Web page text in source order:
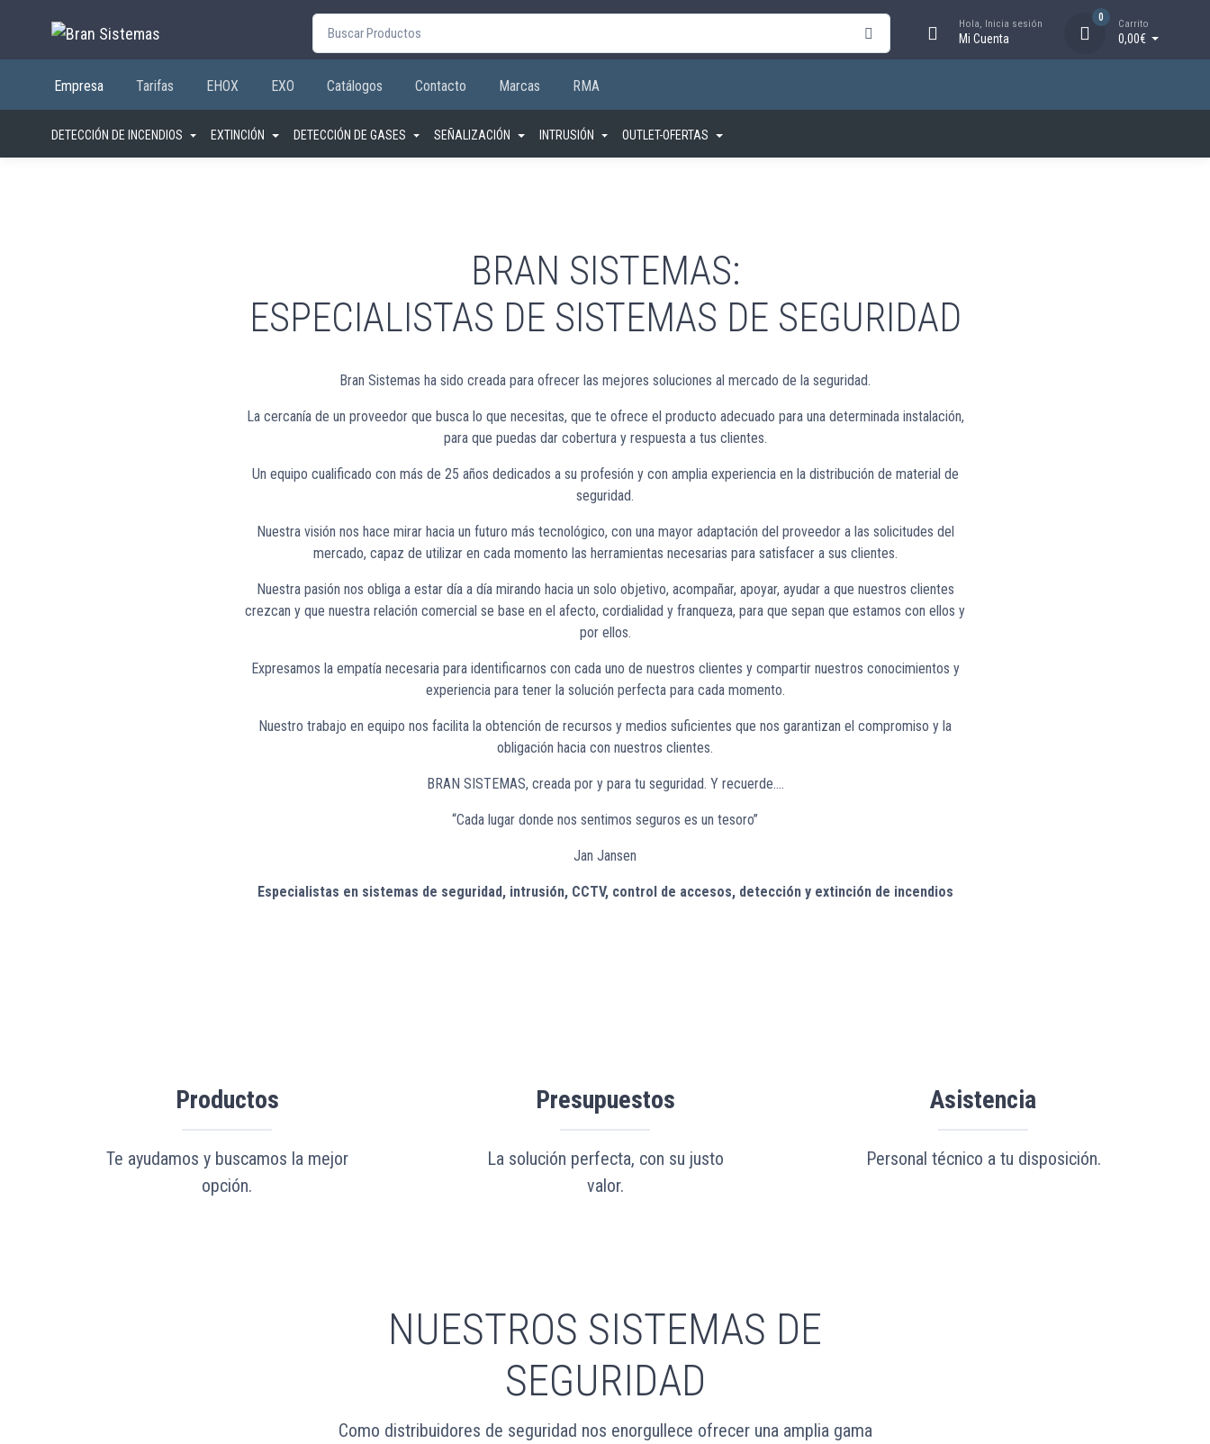
Buscar por: Hola, Inicia sesión
Mi Cuenta
0
Carrito
0,00€
Empresa Tarifas EHOX EXO Catálogos Contacto Marcas RMA
DETECCIÓN DE INCENDIOS EXTINCIÓN DETECCIÓN DE GASES SEÑALIZACIÓN INTRUSIÓN OUTLET-OFERTAS
BRAN SISTEMAS:
ESPECIALISTAS DE SISTEMAS DE SEGURIDAD
Bran Sistemas ha sido creada para ofrecer las mejores soluciones al mercado de la seguridad.
La cercanía de un proveedor que busca lo que necesitas, que te ofrece el producto adecuado para una determinada instalación,
para que puedas dar cobertura y respuesta a tus clientes.
Un equipo cualificado con más de 25 años dedicados a su profesión y con amplia experiencia en la distribución de material de
seguridad.
Nuestra visión nos hace mirar hacia un futuro más tecnológico, con una mayor adaptación del proveedor a las solicitudes del
mercado, capaz de utilizar en cada momento las herramientas necesarias para satisfacer a sus clientes.
Nuestra pasión nos obliga a estar día a día mirando hacia un solo objetivo, acompañar, apoyar, ayudar a que nuestros clientes
crezcan y que nuestra relación comercial se base en el afecto, cordialidad y franqueza, para que sepan que estamos con ellos y
por ellos.
Expresamos la empatía necesaria para identificarnos con cada uno de nuestros clientes y compartir nuestros conocimientos y
experiencia para tener la solución perfecta para cada momento.
Nuestro trabajo en equipo nos facilita la obtención de recursos y medios suficientes que nos garantizan el compromiso y la
obligación hacia con nuestros clientes.
BRAN SISTEMAS, creada por y para tu seguridad. Y recuerde….
“Cada lugar donde nos sentimos seguros es un tesoro”
Jan Jansen
Especialistas en sistemas de seguridad, intrusión, CCTV, control de accesos, detección y extinción de incendios
Productos
Te ayudamos y buscamos la mejor
opción.
Presupuestos
La solución perfecta, con su justo
valor.
Asistencia
Personal técnico a tu disposición.
NUESTROS SISTEMAS DE
SEGURIDAD
Como distribuidores de seguridad nos enorgullece ofrecer una amplia gama